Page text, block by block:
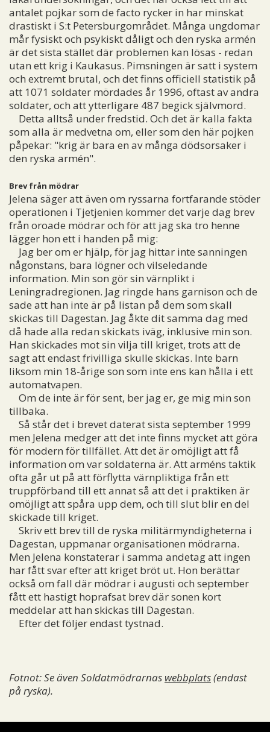
antalet pojkar som de facto rycker in har minskat
drastiskt i S:t Petersburgområdet. Många ungdomar
mår fysiskt och psykiskt dåligt och den ryska armén
är det sista stället där problemen kan lösas - redan
utan ett krig i Kaukasus. Pimsningen är satt i system
och extremt brutal, och det finns officiell statistik på
att 1071 soldater mördades år 1996, oftast av andra
soldater, och att ytterligare 487 begick självmord.
Detta alltså under fredstid. Och det är kalla fakta
som alla är medvetna om, eller som den här pojken
påpekar: "krig är bara en av många dödsorsaker i
den ryska armén".
Brev från mödrar
Jelena säger att även om ryssarna fortfarande stöder
operationen i Tjetjenien kommer det varje dag brev
från oroade mödrar och för att jag ska tro henne
lägger hon ett i handen på mig:
Jag ber om er hjälp, för jag hittar inte sanningen
någonstans, bara lögner och vilseledande
information. Min son gör sin värnplikt i
Leningradregionen. Jag ringde hans garnison och de
sade att han inte är på listan på dem som skall
skickas till Dagestan. Jag åkte dit samma dag med
då hade alla redan skickats iväg, inklusive min son.
Han skickades mot sin vilja till kriget, trots att de
sagt att endast frivilliga skulle skickas. Inte barn
liksom min 18-årige son som inte ens kan hålla i ett
automatvapen.
Om de inte är för sent, ber jag er, ge mig min son
tillbaka.
Så står det i brevet daterat sista september 1999
men Jelena medger att det inte finns mycket att göra
för modern för tillfället. Att det är omöjligt att få
information om var soldaterna är. Att arméns taktik
ofta går ut på att förflytta värnpliktiga från ett
truppförband till ett annat så att det i praktiken är
omöjligt att spåra upp dem, och till slut blir en del
skickade till kriget.
Skriv ett brev till de ryska militärmyndigheterna i
Dagestan, uppmanar organisationen mödrarna.
Men Jelena konstaterar i samma andetag att ingen
har fått svar efter att kriget bröt ut. Hon berättar
också om fall där mödrar i augusti och september
fått ett hastigt hoprafsat brev där sonen kort
meddelar att han skickas till Dagestan.
Efter det följer endast tystnad.
Fotnot: Se även Soldatmödrarnas webbplats(endast
på ryska).